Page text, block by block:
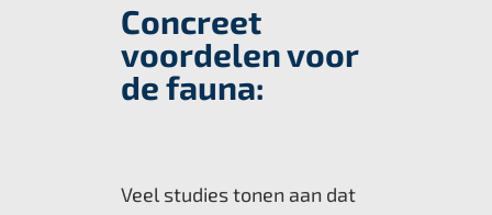
Concreet
voordelen voor
de fauna:
Veel studies tonen aan dat